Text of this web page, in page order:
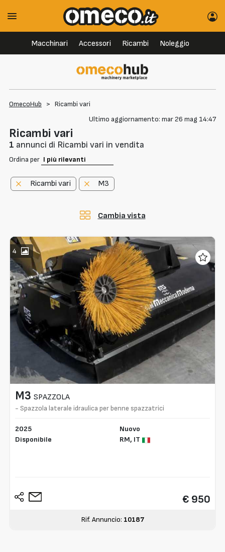
Macchinari Accessori Ricambi Noleggio
OmecoHub > Ricambi vari
Ultimo aggiornamento: mar 26 mag 14:47
Ricambi vari
1 annunci di Ricambi vari in vendita
Ordina per
Ricambi vari M3
Cambia vista
4
M3 SPAZZOLA
- Spazzola laterale idraulica per benne spazzatrici
2025
Disponibile
Nuovo
RM, IT
€ 950
Rif. Annuncio: 10187